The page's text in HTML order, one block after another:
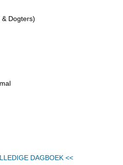
Dogters)
DAGBOEK <<